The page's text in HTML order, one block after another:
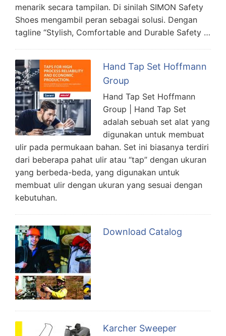
menarik secara tampilan. Di sinilah SIMON Safety
Shoes mengambil peran sebagai solusi. Dengan
tagline “Stylish, Comfortable and Durable Safety …
Hand Tap Set Hoffmann
Group
Hand Tap Set Hoffmann
Group | Hand Tap Set
adalah sebuah set alat yang
digunakan untuk membuat
ulir pada permukaan bahan. Set ini biasanya terdiri
dari beberapa pahat ulir atau “tap” dengan ukuran
yang berbeda-beda, yang digunakan untuk
membuat ulir dengan ukuran yang sesuai dengan
kebutuhan.
Download Catalog
Karcher Sweeper